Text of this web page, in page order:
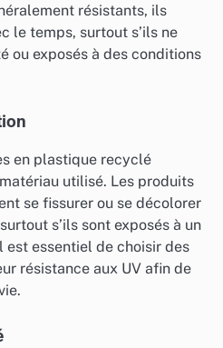
résistants, ils
le temps, surtout s’ils ne
ou exposés à des conditions
en plastique recyclé
utilisé. Les produits
se fissurer ou se décolorer
s’ils sont exposés à un
essentiel de choisir des
résistance aux UV afin de